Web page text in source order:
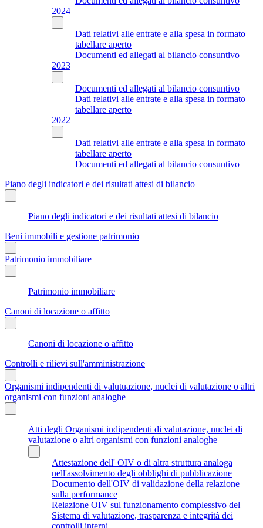
2024
Dati relativi alle entrate e alla spesa in formato
tabellare aperto
Documenti ed allegati al bilancio consuntivo
2023
Documenti ed allegati al bilancio consuntivo
Dati relativi alle entrate e alla spesa in formato
tabellare aperto
2022
Dati relativi alle entrate e alla spesa in formato
tabellare aperto
Documenti ed allegati al bilancio consuntivo
Piano degli indicatori e dei risultati attesi di bilancio
Piano degli indicatori e dei risultati attesi di bilancio
Beni immobili e gestione patrimonio
Patrimonio immobiliare
Patrimonio immobiliare
Canoni di locazione o affitto
Canoni di locazione o affitto
Controlli e rilievi sull'amministrazione
Organismi indipendenti di valutuazione, nuclei di valutazione o altri
organismi con funzioni analoghe
Atti degli Organismi indipendenti di valutazione, nuclei di
valutazione o altri organismi con funzioni analoghe
Attestazione dell' OIV o di altra struttura analoga
nell'assolvimento degli obblighi di pubblicazione
Documento dell'OIV di validazione della relazione
sulla performance
Relazione OIV sul funzionamento complessivo del
Sistema di valutazione, trasparenza e integrità dei
controlli interni